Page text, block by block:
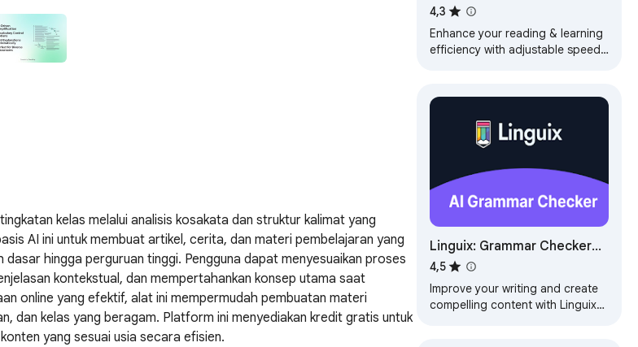
kelas melalui analisis kosakata dan struktur kalimat yang
AI ini untuk membuat artikel, cerita, dan materi pembelajaran yang
hingga perguruan tinggi. Pengguna dapat menyesuaikan proses
kontekstual, dan mempertahankan konsep utama saat
online yang efektif, alat ini mempermudah pembuatan materi
dan kelas yang beragam. Platform ini menyediakan kredit gratis untuk
yang sesuai usia secara efisien.
Reading & Listening
Software
4,3
Enhance your reading & learning
efficiency with adjustable speed
Linguix: Grammar Checker
and AI Writing App
4,5
Improve your writing and create
compelling content with Linguix